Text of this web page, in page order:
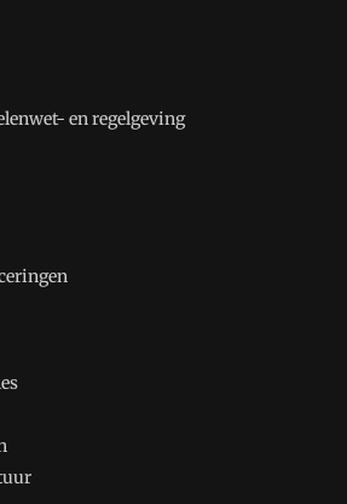
en regelgeving